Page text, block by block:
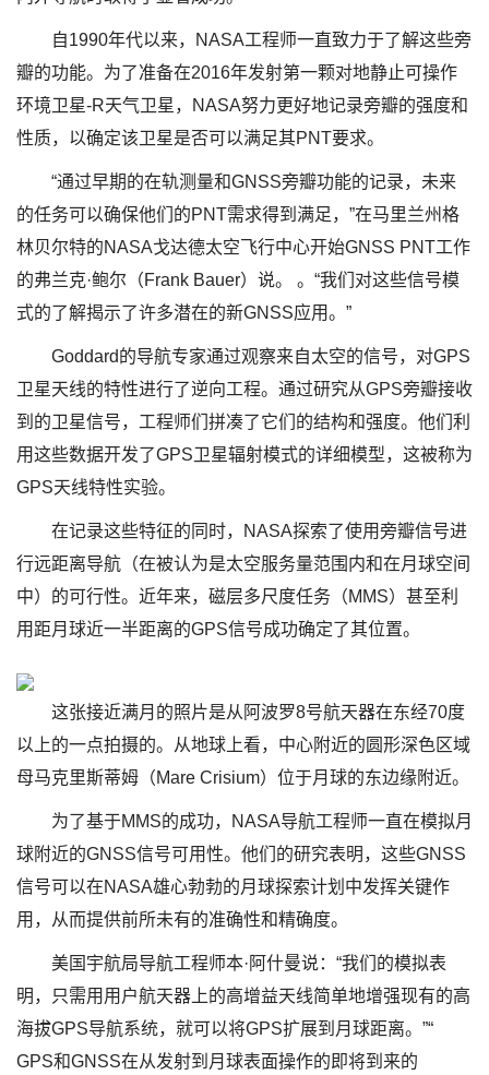
自1990年代以来，NASA工程师一直致力于了解这些旁
瓣的功能。为了准备在2016年发射第一颗对地静止可操作
环境卫星-R天气卫星，NASA努力更好地记录旁瓣的强度和
性质，以确定该卫星是否可以满足其PNT要求。
“通过早期的在轨测量和GNSS旁瓣功能的记录，未来
的任务可以确保他们的PNT需求得到满足，”在马里兰州格
林贝尔特的NASA戈达德太空飞行中心开始GNSS PNT工作
的弗兰克·鲍尔（Frank Bauer）说。 。“我们对这些信号模
式的了解揭示了许多潜在的新GNSS应用。”
Goddard的导航专家通过观察来自太空的信号，对GPS
卫星天线的特性进行了逆向工程。通过研究从GPS旁瓣接收
到的卫星信号，工程师们拼凑了它们的结构和强度。他们利
用这些数据开发了GPS卫星辐射模式的详细模型，这被称为
GPS天线特性实验。
在记录这些特征的同时，NASA探索了使用旁瓣信号进
行远距离导航（在被认为是太空服务量范围内和在月球空间
中）的可行性。近年来，磁层多尺度任务（MMS）甚至利
用距月球近一半距离的GPS信号成功确定了其位置。
这张接近满月的照片是从阿波罗8号航天器在东经70度
以上的一点拍摄的。从地球上看，中心附近的圆形深色区域
母马克里斯蒂姆（Mare Crisium）位于月球的东边缘附近。
为了基于MMS的成功，NASA导航工程师一直在模拟月
球附近的GNSS信号可用性。他们的研究表明，这些GNSS
信号可以在NASA雄心勃勃的月球探索计划中发挥关键作
用，从而提供前所未有的准确性和精确度。
美国宇航局导航工程师本·阿什曼说：“我们的模拟表
明，只需用用户航天器上的高增益天线简单地增强现有的高
海拔​​GPS导航系统，就可以将GPS扩展到月球距离。”“
GPS和GNSS在从发射到月球表面操作的即将到来的